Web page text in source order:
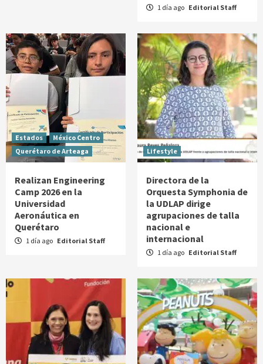
1 día ago Editorial Staff
Estados
México Centro
Querétaro de Arteaga
Realizan Engineering
Camp 2026 en la
Universidad
Aeronáutica en
Querétaro
1 día ago Editorial Staff
Lifestyle
Directora de la
Orquesta Symphonia de
la UDLAP dirige
agrupaciones de talla
nacional e
internacional
1 día ago Editorial Staff